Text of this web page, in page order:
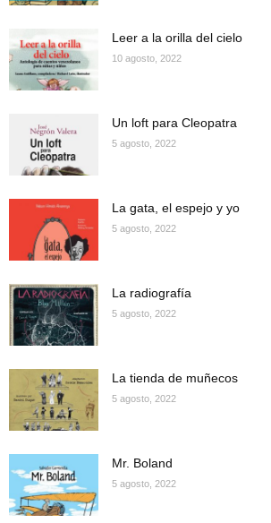
Leer a la orilla del cielo
10 agosto, 2022
Un loft para Cleopatra
5 agosto, 2022
La gata, el espejo y yo
5 agosto, 2022
La radiografía
5 agosto, 2022
La tienda de muñecos
5 agosto, 2022
Mr. Boland
5 agosto, 2022